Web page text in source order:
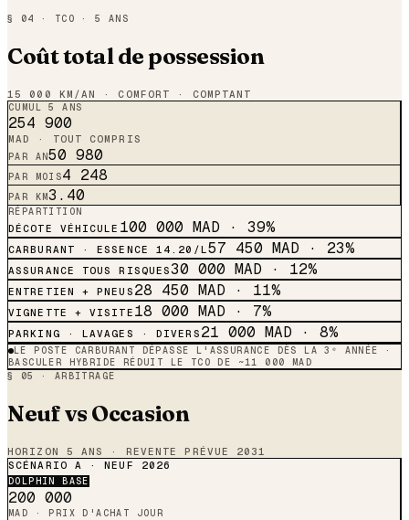
§ 04 · TCO · 5 ANS
Coût total de possession
15 000 KM/AN · COMFORT · COMPTANT
CUMUL 5 ANS
254 900
MAD · TOUT COMPRIS
PAR AN50 980
PAR MOIS4 248
PAR KM3.40
RÉPARTITION
DÉCOTE VÉHICULE 100 000 MAD · 39%
CARBURANT · ESSENCE 14.20/L57 450 MAD · 23%
ASSURANCE TOUS RISQUES30 000 MAD · 12%
ENTRETIEN + PNEUS 28 450 MAD · 11%
VIGNETTE + VISITE 18 000 MAD · 7%
PARKING · LAVAGES · DIVERS 21 000 MAD · 8%
LE POSTE CARBURANT DÉPASSE L'ASSURANCE DÈS LA 3ᵉ ANNÉE ·
BASCULER HYBRIDE RÉDUIT LE TCO DE ~11 000 MAD
§ 05 · ARBITRAGE
Neuf vs Occasion
HORIZON 5 ANS · REVENTE PRÉVUE 2031
SCÉNARIO A · NEUF 2026
DOLPHIN BASE
200 000
MAD · PRIX D'ACHAT JOUR